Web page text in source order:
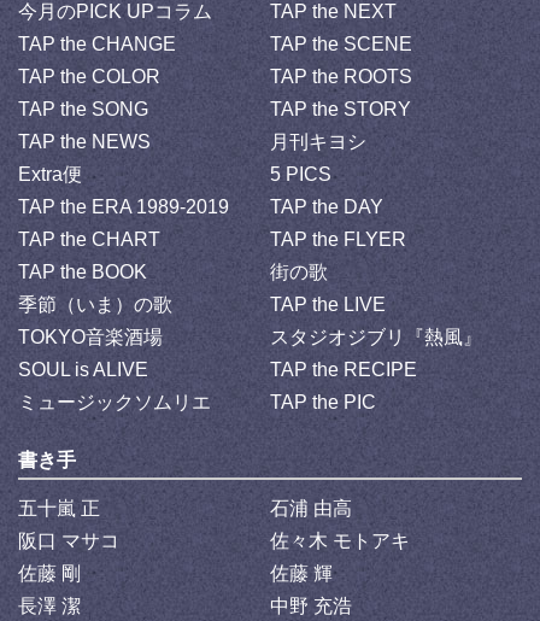
今月のPICK UPコラム
TAP the NEXT
TAP the CHANGE
TAP the SCENE
TAP the COLOR
TAP the ROOTS
TAP the SONG
TAP the STORY
TAP the NEWS
月刊キヨシ
Extra便
5 PICS
TAP the ERA 1989-2019
TAP the DAY
TAP the CHART
TAP the FLYER
TAP the BOOK
街の歌
季節（いま）の歌
TAP the LIVE
TOKYO音楽酒場
スタジオジブリ『熱風』
SOUL is ALIVE
TAP the RECIPE
ミュージックソムリエ
TAP the PIC
書き手
五十嵐 正
石浦 由高
阪口 マサコ
佐々木 モトアキ
佐藤 剛
佐藤 輝
長澤 潔
中野 充浩